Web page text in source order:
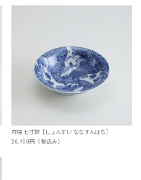
祥瑞 七寸鉢［しょんずい ななすんばち］
26,400円（税込み）